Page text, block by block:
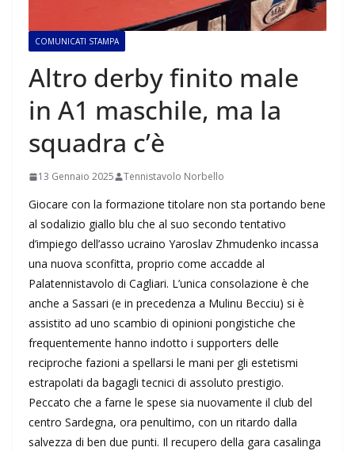
COMUNICATI STAMPA
Altro derby finito male
in A1 maschile, ma la
squadra c’è
13 Gennaio 2025 Tennistavolo Norbello
Giocare con la formazione titolare non sta portando bene
al sodalizio giallo blu che al suo secondo tentativo
d’impiego dell’asso ucraino Yaroslav Zhmudenko incassa
una nuova sconfitta, proprio come accadde al
Palatennistavolo di Cagliari. L’unica consolazione è che
anche a Sassari (e in precedenza a Mulinu Becciu) si è
assistito ad uno scambio di opinioni pongistiche che
frequentemente hanno indotto i supporters delle
reciproche fazioni a spellarsi le mani per gli estetismi
estrapolati da bagagli tecnici di assoluto prestigio.
Peccato che a farne le spese sia nuovamente il club del
centro Sardegna, ora penultimo, con un ritardo dalla
salvezza di ben due punti. Il recupero della gara casalinga